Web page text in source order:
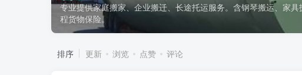
专业提供家庭搬家、企业搬迁、长途托运服务。含钢琴搬运、家
程货物保险。
排序 更新 浏览 点赞 评论